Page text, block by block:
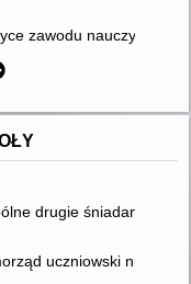
zawodu nauczyciela
drugie śniadanie w
dyrektora szkoły
uczniowski nie